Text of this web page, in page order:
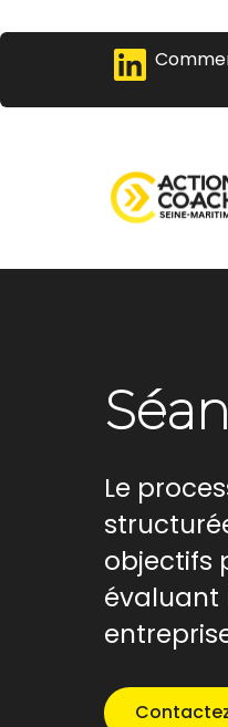
Le
objectifs
évaluant